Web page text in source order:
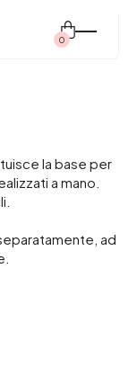
0
la base per
a mano.
ad